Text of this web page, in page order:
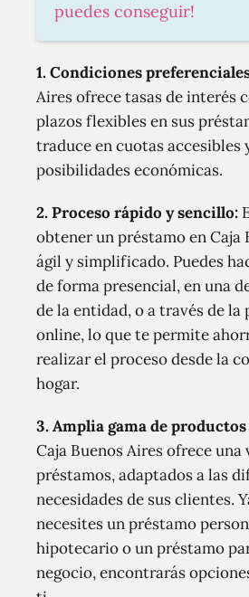
puedes conseguir!
1. Condiciones
Aires ofrece tasas de interés
plazos flexibles en sus
traduce en cuotas accesibles
posibilidades económicas.
2. Proceso rápido y sencillo:
obtener un préstamo en Caja
ágil y simplificado. Puedes
de forma presencial, en una
de la entidad, o a través de
online, lo que te permite
realizar el proceso desde la
hogar.
3. Amplia gama de
Caja Buenos Aires ofrece una
préstamos, adaptados a las
necesidades de sus clientes.
necesites un préstamo
hipotecario o un préstamo
negocio, encontrarás